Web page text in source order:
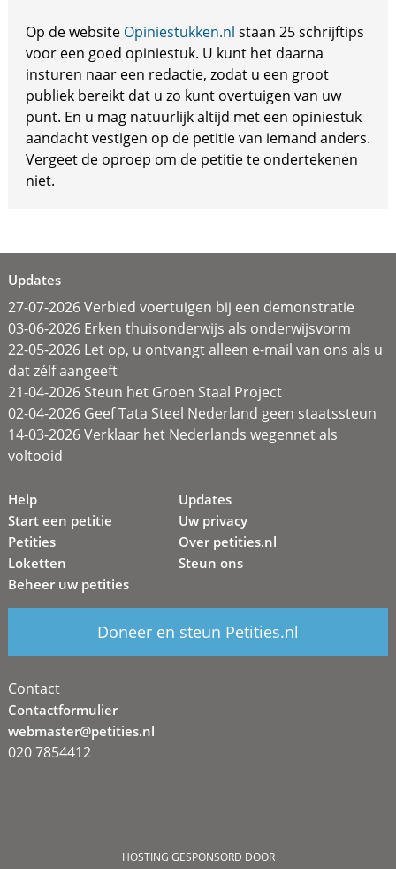
Op de website Opiniestukken.nl staan 25 schrijftips
voor een goed opiniestuk. U kunt het daarna
insturen naar een redactie, zodat u een groot
publiek bereikt dat u zo kunt overtuigen van uw
punt. En u mag natuurlijk altijd met een opiniestuk
aandacht vestigen op de petitie van iemand anders.
Vergeet de oproep om de petitie te ondertekenen
niet.
Updates
27-07-2026 Verbied voertuigen bij een demonstratie
03-06-2026 Erken thuisonderwijs als onderwijsvorm
22-05-2026 Let op, u ontvangt alleen e-mail van ons als u
dat zélf aangeeft
21-04-2026 Steun het Groen Staal Project
02-04-2026 Geef Tata Steel Nederland geen staatssteun
14-03-2026 Verklaar het Nederlands wegennet als
voltooid
Help
Start een petitie
Petities
Loketten
Beheer uw petities
Updates
Uw privacy
Over petities.nl
Steun ons
Doneer en steun Petities.nl
Contact
Contactformulier
webmaster@petities.nl
020 7854412
HOSTING GESPONSORD DOOR